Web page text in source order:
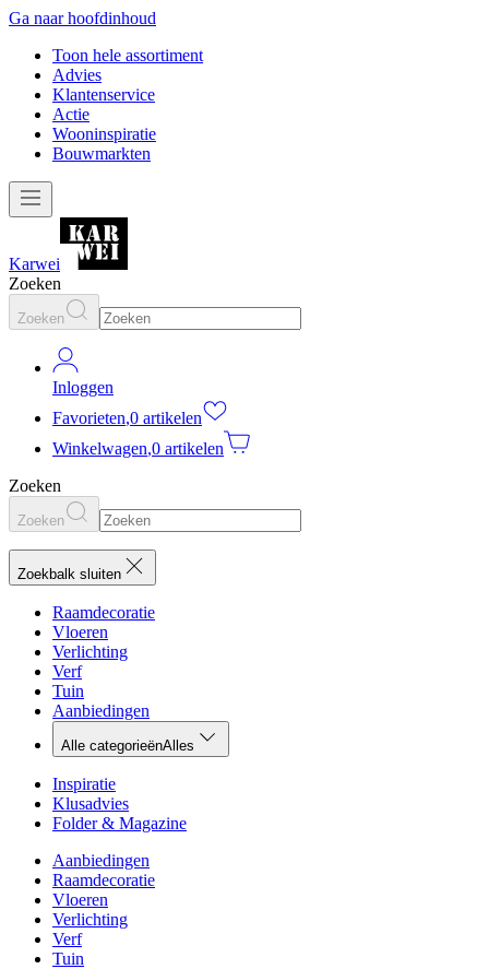
Ga naar hoofdinhoud
Toon hele assortiment
Advies
Klantenservice
Actie
Wooninspiratie
Bouwmarkten
Karwei
Zoeken
Zoeken
Inloggen
Favorieten,0 artikelen
Winkelwagen,0 artikelen
Zoeken
Zoeken
Zoekbalk sluiten
Raamdecoratie
Vloeren
Verlichting
Verf
Tuin
Aanbiedingen
Alle categorieënAlles
Inspiratie
Klusadvies
Folder & Magazine
Aanbiedingen
Raamdecoratie
Vloeren
Verlichting
Verf
Tuin